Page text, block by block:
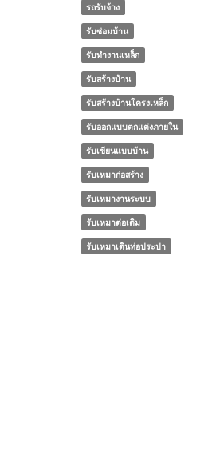
รถรับจ้าง
รับซ่อมบ้าน
รับทำงานเหล็ก
รับสร้างบ้าน
รับสร้างบ้านโครงเหล็ก
รับออกแบบตกแต่งภายใน
รับเขียนแบบบ้าน
รับเหมาก่อสร้าง
รับเหมางานระบบ
รับเหมาต่อเติม
รับเหมาเดินท่อประปา